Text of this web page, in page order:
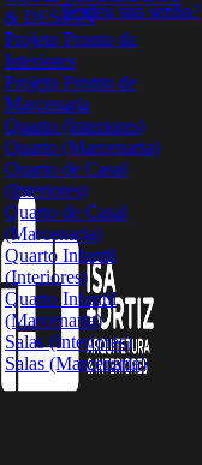
& DESIGN
Projeto Pronto de
Interiores
Projeto Pronto de
Marcenaria
Quarto (Interiores)
Quarto (Marcenaria)
Quarto de Casal
(Interiores)
Quarto de Casal
(Marcenaria)
Quarto Infantil
(Interiores)
Quarto Infantil
(Marcenaria)
Salas (Interiores)
Salas (Marcenaria)
Perdeu sua senha?